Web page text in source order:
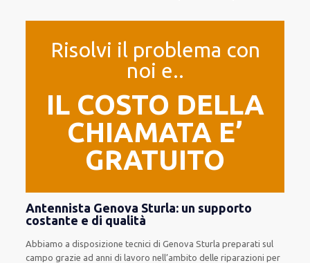
Risolvi il problema con
noi e..
IL COSTO DELLA
CHIAMATA E’
GRATUITO
Antennista Genova Sturla: un supporto
costante e di qualità
Abbiamo a disposizionetecnici di Genova Sturla preparati sul
campo grazie ad anni di lavoronell’ambito delle riparazioni per